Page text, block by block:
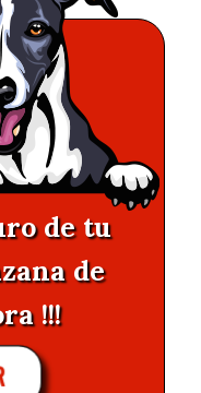
de tu
de
!!!